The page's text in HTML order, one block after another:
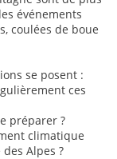
événements
coulées de boue
se posent :
ces
préparer ?
climatique
Alpes ?